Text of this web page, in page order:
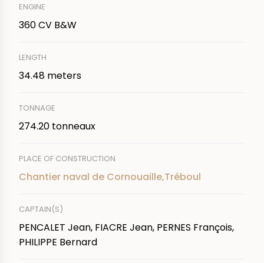
ENGINE
360 CV B&W
LENGTH
34.48 meters
TONNAGE
274.20 tonneaux
PLACE OF CONSTRUCTION
Chantier naval de Cornouaille,Tréboul
CAPTAIN(S)
PENCALET Jean, FIACRE Jean, PERNES François,
PHILIPPE Bernard